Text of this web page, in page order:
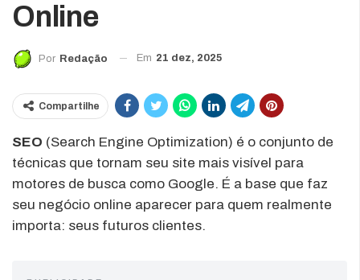
Online
Por Redação Em 21 dez, 2025
Compartilhe
SEO (Search Engine Optimization) é o conjunto de
técnicas que tornam seu site mais visível para
motores de busca como Google. É a base que faz
seu negócio online aparecer para quem realmente
importa: seus futuros clientes.